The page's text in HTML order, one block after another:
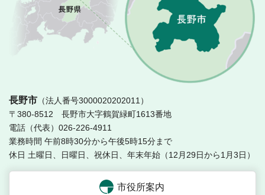
長野市 （法人番号3000020202011）
〒380-8512 長野市大字鶴賀緑町1613番地
電話（代表）026-226-4911
業務時間 午前8時30分から午後5時15分まで
休日 土曜日、日曜日、祝休日、年末年始（12月29日から1月3日）
市役所案内